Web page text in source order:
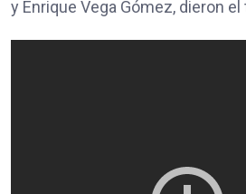
y Enrique Vega Gómez, dieron